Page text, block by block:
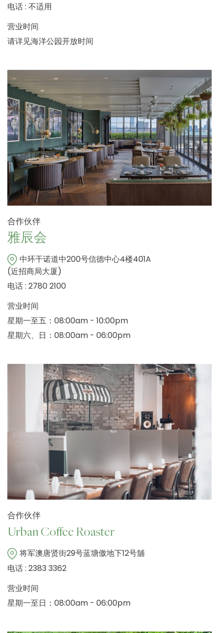
电话 : 不适用
营业时间
请详见海洋公园开放时间
合作伙伴
雅辰会
中环干诺道中200号信德中心4楼401A
(近招商局大厦)
电话 : 2780 2100
营业时间
星期一至五：08:00am - 10:00pm
星期六、日：08:00am - 06:00pm
合作伙伴
Urban Coffee Roaster
将军澳唐贤街29号蓝塘傲地下12号舖
电话 : 2383 3362
营业时间
星期一至日：08:00am - 06:00pm